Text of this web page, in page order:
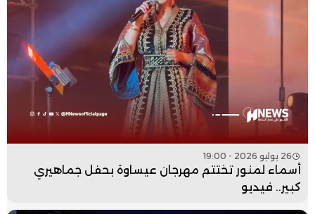
26 يوليو 2026 - 19:00
أسماء لمنور تختتم مهرجان عيساوة بحفل جماهيري
كبير.. فيديو